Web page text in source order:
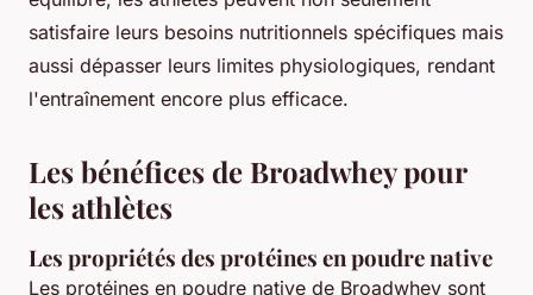
satisfaire leurs besoins nutritionnels spécifiques mais
aussi dépasser leurs limites physiologiques, rendant
l'entraînement encore plus efficace.
Les bénéfices de Broadwhey pour
les athlètes
Les propriétés des protéines en poudre native
Les protéines en poudre native de Broadwhey sont